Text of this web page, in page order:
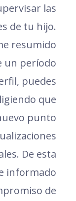
las
de tu hijo.
resumido
un período
puedes
que
punto
De esta
informado
de